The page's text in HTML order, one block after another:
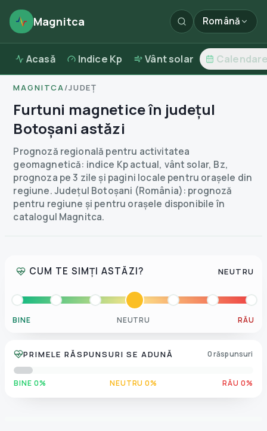
Magnitca Română
Acasă Indice Kp Vânt solar
MAGNITCA/JUDEȚ
Furtuni magnetice în județul
Botoșani astăzi
Prognoză regională pentru activitatea
geomagnetică: indice Kp actual, vânt solar, Bz,
prognoza pe 3 zile și pagini locale pentru orașele din
regiune.Județul Botoșani (România): prognoză
pentru regiune și pentru orașele disponibile în
catalogul Magnitca.
CUM TE SIMȚI ASTĂZI? NEUTRU
BINE NEUTRU RĂU
PRIMELE RĂSPUNSURI SE ADUNĂ 0 răspunsuri
BINE 0% NEUTRU 0% RĂU 0%